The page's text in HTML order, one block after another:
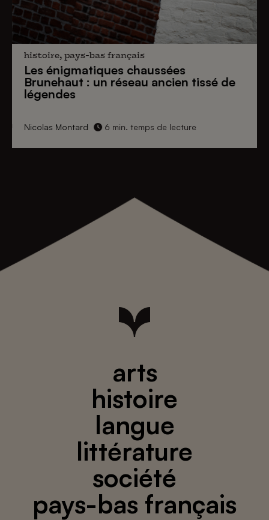
histoire, pays-bas français
Les énigmatiques chaussées
Brunehaut : un réseau ancien tissé de
légendes
Nicolas Montard 6 min. temps de lecture
arts
histoire
langue
littérature
société
pays-bas français